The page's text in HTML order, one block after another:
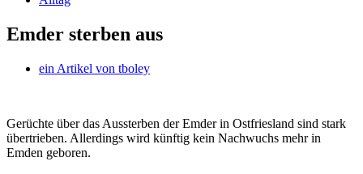
Emder sterben aus
ein Artikel von tboley
Gerüchte über das Aussterben der Emder in Ostfriesland sind stark
übertrieben. Allerdings wird künftig kein Nachwuchs mehr in
Emden geboren.